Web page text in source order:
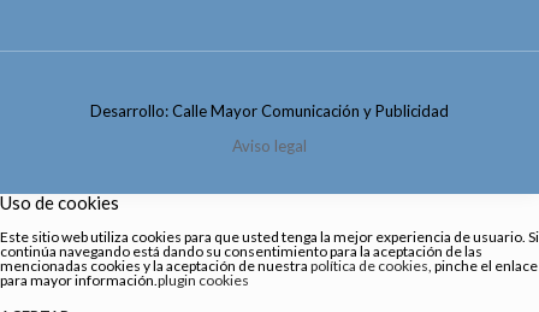
Desarrollo: Calle Mayor Comunicación y Publicidad
Aviso legal
Uso de cookies
Este sitio web utiliza cookies para que usted tenga la mejor experiencia de usuario. Si
continúa navegando está dando su consentimiento para la aceptación de las
mencionadas cookies y la aceptación de nuestra política de cookies, pinche el enlace
para mayor información.plugin cookies